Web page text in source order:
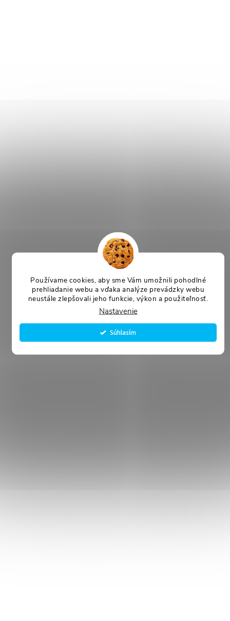
Používame cookies, aby sme Vám umožnili pohodlné
prehliadanie webu a vďaka analýze prevádzky webu
neustále zlepšovali jeho funkcie, výkon a použiteľnosť.
Nastavenie
Súhlasím